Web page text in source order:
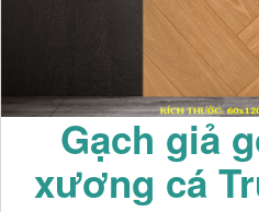
Gạch giả
xương cá